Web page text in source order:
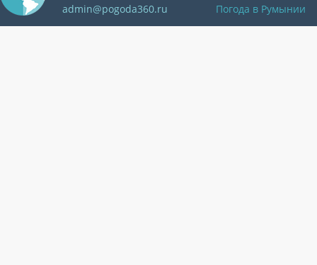
admin@pogoda360.ru
Погода в Румынии